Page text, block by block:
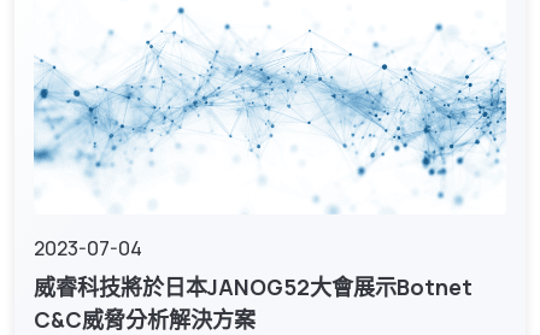
2023-07-04
威睿科技將於日本JANOG52大會展示Botnet
C&C威脅分析解決方案